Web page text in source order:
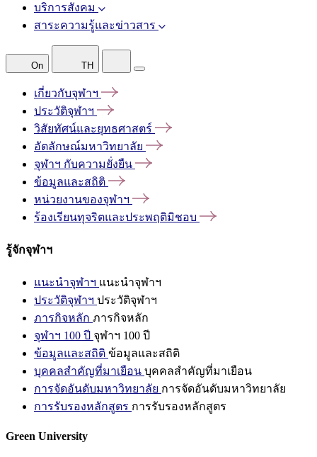
บริการสังคม
สาระความรู้และข่าวสาร
On TH
เกี่ยวกับจุฬาฯ
ประวัติจุฬาฯ
วิสัยทัศน์และยุทธศาสตร์
อัตลักษณ์มหาวิทยาลัย
จุฬาฯ กับความยั่งยืน
ข้อมูลและสถิติ
หน่วยงานของจุฬาฯ
ร้องเรียนทุจริตและประพฤติมิชอบ
รู้จักจุฬาฯ
แนะนำจุฬาฯ แนะนำจุฬาฯ
ประวัติจุฬาฯ ประวัติจุฬาฯ
ภารกิจหลัก ภารกิจหลัก
จุฬาฯ 100 ปี จุฬาฯ 100 ปี
ข้อมูลและสถิติ ข้อมูลและสถิติ
บุคคลสำคัญที่มาเยือน บุคคลสำคัญที่มาเยือน
การจัดอันดับมหาวิทยาลัย การจัดอันดับมหาวิทยาลัย
การรับรองหลักสูตร การรับรองหลักสูตร
Green University